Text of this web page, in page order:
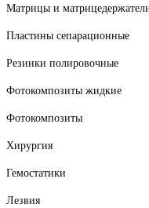
Матрицы и
Пластины сепарационные
Резинки полировочные
Фотокомпозиты жидкие
Фотокомпозиты
Хирургия
Гемостатики
Лезвия